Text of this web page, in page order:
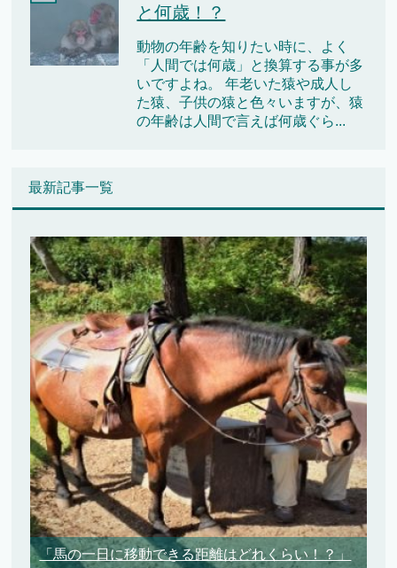
と何歳！？
動物の年齢を知りたい時に、よく
「人間では何歳」と換算する事が多
いですよね。 年老いた猿や成人し
た猿、子供の猿と色々いますが、猿
の年齢は人間で言えば何歳ぐら...
最新記事一覧
「馬の一日に移動できる距離はどれくらい！？」